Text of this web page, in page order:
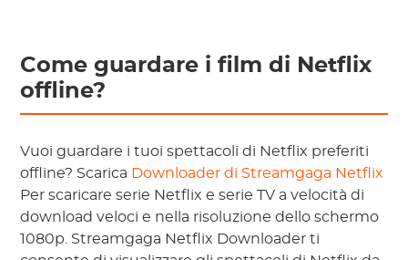
Come guardare i film di Netflix
offline?
Vuoi guardare i tuoi spettacoli di Netflix preferiti
offline? Scarica Downloader di Streamgaga Netflix
Per scaricare serie Netflix e serie TV a velocità di
download veloci e nella risoluzione dello schermo
1080p. Streamgaga Netflix Downloader ti